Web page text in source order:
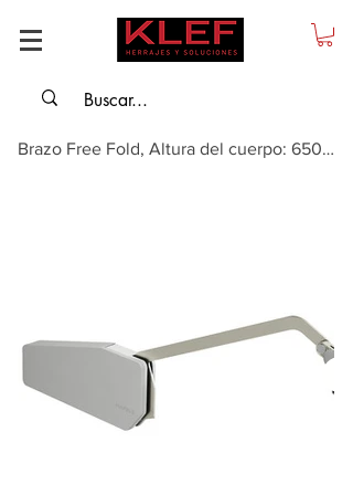
Brazo Free Fold, Altura del cuerpo: 650-730 mm, Peso de la puerta: 3,9-7,9 kg...